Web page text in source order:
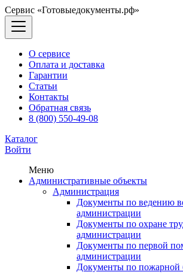
Сервис «Готовыедокументы.рф»
О сервисе
Оплата и доставка
Гарантии
Статьи
Контакты
Обратная связь
8 (800) 550-49-08
Каталог
Войти
Меню
Административные объекты
Администрация
Документы по ведению
администрации
Документы по охране
администрации
Документы по первой
администрации
Документы по пожарной